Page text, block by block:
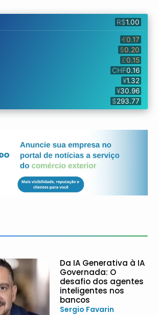
Da IA Generativa à IA
Governada: O
desafio dos agentes
inteligentes nos
bancos
Sergio Favarin